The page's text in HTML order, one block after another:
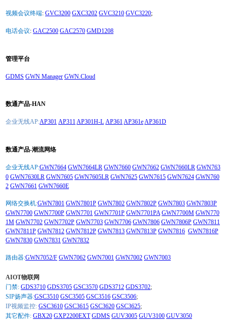
视频会议终端: GVC3200 GXC3202 GVC3210 GVC3220;
电话会议: GAC2500 GAC2570 GMD1208
管理平台
GDMS GWN Manager GWN.Cloud
数通产品-HAN
企业无线AP:AP301 AP311AP301H-L AP361AP361eAP361D
数通产品-潮流网络
企业无线AP:GWN7664 GWN7664LR GWN7660 GWN7662 GWN7660LR GWN763
0 GWN7630LR GWN7605 GWN7605LR GWN7625 GWN7615 GWN7624 GWN760
2 GWN7661 GWN7660E
网络交换机:GWN7801 GWN7801P GWN7802 GWN7802P GWN7803 GWN7803P
GWN7700 GWN7700P GWN7701 GWN7701P GWN7701PA GWN7700M GWN770
1M GWN7702 GWN7702P GWN7703 GWN7706 GWN7806 GWN7806P GWN7811
GWN7811P GWN7812 GWN7812P GWN7813 GWN7813P GWN7816 GWN7816P
GWN7830 GWN7831 GWN7832
路由器:GWN7052/F GWN7062 GWN7001 GWN7002 GWN7003
AIOT物联网
门禁: GDS3710 GDS3705 GSC3570 GDS3712 GDS3702;
SIP扬声器:GSC3510 GSC3505 GSC3516 GSC3506;
IP视频监控: GSC3610 GSC3615 GSC3620 GSC3625;
其它配件: GBX20 GXP2200EXT GDMS GUV3005 GUV3100 GUV3050